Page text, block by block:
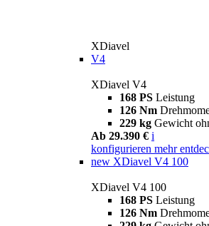
XDiavel
V4
XDiavel V4
168 PS Leistung
126 Nm
229 kg Gewicht
Ab 29.390 € i
konfigurieren mehr
new XDiavel V4 100
XDiavel V4 100
168 PS Leistung
126 Nm